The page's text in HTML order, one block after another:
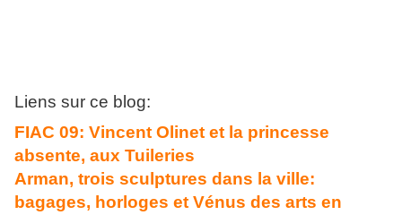
Liens sur ce blog:
FIAC 09: Vincent Olinet et la princesse
absente, aux Tuileries
Arman, trois sculptures dans la ville:
bagages, horloges et Vénus des arts en